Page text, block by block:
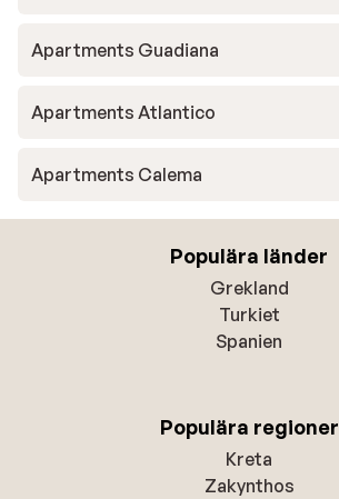
Apartments Guadiana
Apartments Atlantico
Apartments Calema
Populära länder
Grekland
Turkiet
Spanien
Populära regioner
Kreta
Zakynthos